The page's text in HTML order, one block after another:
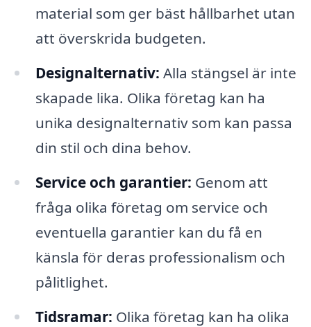
material som ger bäst hållbarhet utan
att överskrida budgeten.
Designalternativ: Alla stängsel är inte
skapade lika. Olika företag kan ha
unika designalternativ som kan passa
din stil och dina behov.
Service och garantier: Genom att
fråga olika företag om service och
eventuella garantier kan du få en
känsla för deras professionalism och
pålitlighet.
Tidsramar: Olika företag kan ha olika